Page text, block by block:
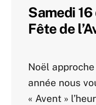
Samedi
Fête de
Noël
année nous
« Avent »